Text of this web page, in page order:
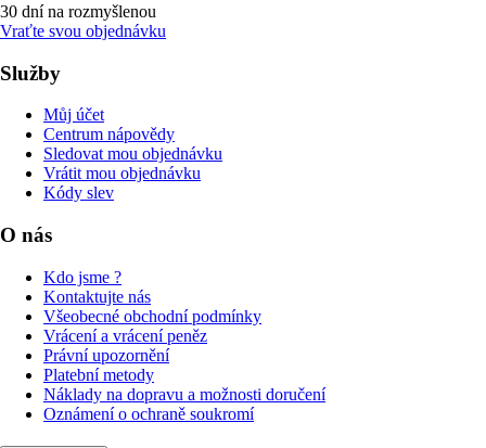
30 dní na rozmyšlenou
Vraťte svou objednávku
Služby
Můj účet
Centrum nápovědy
Sledovat mou objednávku
Vrátit mou objednávku
Kódy slev
O nás
Kdo jsme ?
Kontaktujte nás
Všeobecné obchodní podmínky
Vrácení a vrácení peněz
Právní upozornění
Platební metody
Náklady na dopravu a možnosti doručení
Oznámení o ochraně soukromí